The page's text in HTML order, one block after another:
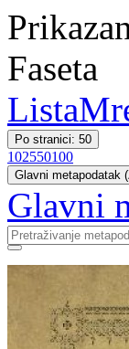
Faseta
Lista
Po stranici: 50
102550100
Glavni metapodatak
Glavni